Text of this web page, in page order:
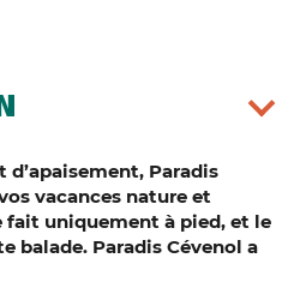
d’apaisement, Paradis
vacances nature et
fait uniquement à pied, et le
balade. Paradis Cévenol a